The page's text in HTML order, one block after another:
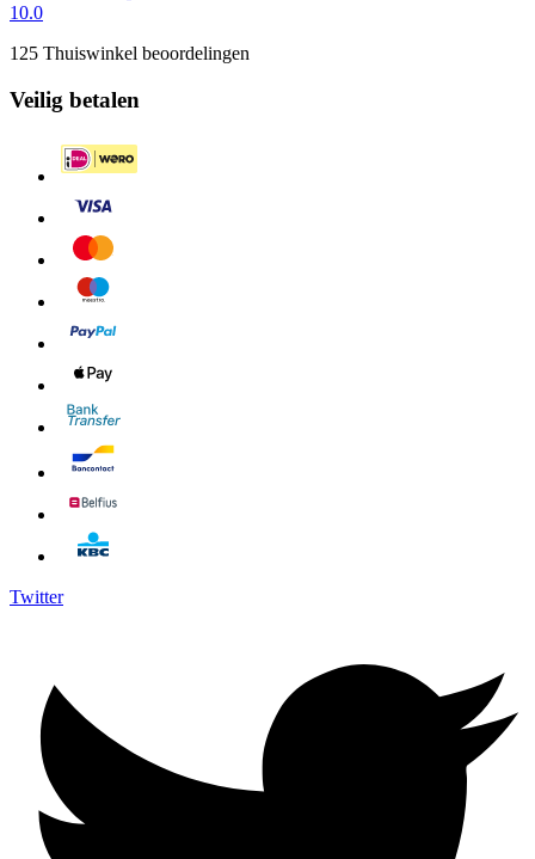
10.0
125 Thuiswinkel beoordelingen
Veilig betalen
Twitter